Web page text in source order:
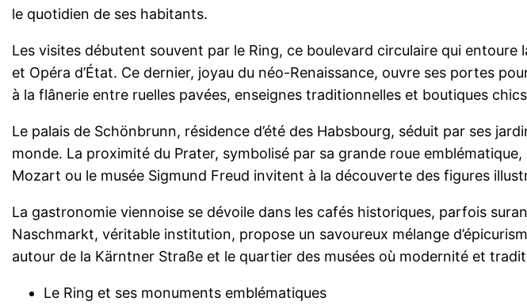
le quotidien de ses habitants.
Les visites débutent souvent par le Ring, ce boulevard circulaire qui
et Opéra d’État. Ce dernier, joyau du néo-Renaissance, ouvre ses portes
à la flânerie entre ruelles pavées, enseignes traditionnelles et boutiques
Le palais de Schönbrunn, résidence d’été des Habsbourg, séduit par ses
monde. La proximité du Prater, symbolisé par sa grande roue
Mozart ou le musée Sigmund Freud invitent à la découverte des figures
La gastronomie viennoise se dévoile dans les cafés historiques, parfois
Naschmarkt, véritable institution, propose un savoureux mélange
autour de la Kärntner Straße et le quartier des musées où modernité et
Le Ring et ses monuments emblématiques